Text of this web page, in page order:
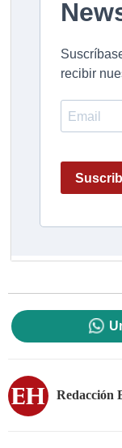
Redacción